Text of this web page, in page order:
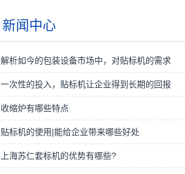
新闻中心
解析如今的包装设备市场中，对贴标机的需求
一次性的投入，贴标机让企业得到长期的回报
收缩炉有哪些特点
贴标机的使用|能给企业带来哪些好处
上海苏仁套标机的优势有哪些?